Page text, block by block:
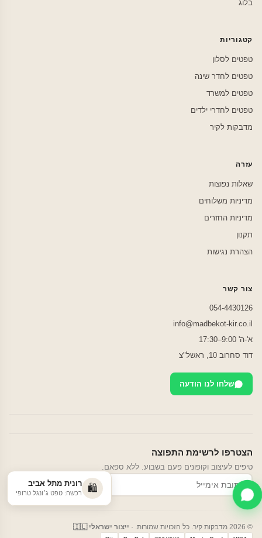
בלוג
קטגוריות
טפטים לסלון
טפטים לחדר שינה
טפטים למשרד
טפטים לחדרי ילדים
מדבקות לקיר
עזרה
שאלות נפוצות
מדיניות משלוחים
מדיניות החזרים
תקנון
הצהרת נגישות
צור קשר
054-4430126
info@madbekot-kir.co.il
א'-ה' 9:00–17:30
דוד סחרוב 10, ראשל"צ
שלחו לנו הודעה
הצטרפו לרשימת התפוצה
טיפים לעיצוב וקופונים פעם בשבוע. ללא ספאם.
הרשמה
© 2026 מדבקות קיר. כל הזכויות שמורות. · ייצור ישראלי 🇮🇱
🛍️ רונית מתל אביב
רכשה: טפט ג׳ונגל טרופי